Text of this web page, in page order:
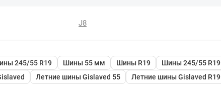
J8
245/55 R19 Шины 55 мм Шины R19 Шины 245/55 R19
Летние шины Gislaved 55 Летние шины Gislaved R19